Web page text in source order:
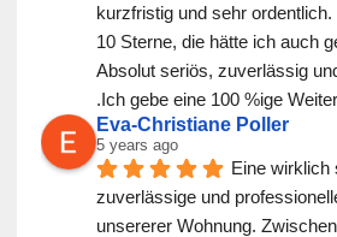
kurzfristig und sehr
10 Sterne, die hätte ich auch
Absolut seriös, zuverlässig
.Ich gebe eine 100 %ige
Eva-Christiane Poller
5 years ago
Eine wirklich
zuverlässige und
unsererer Wohnung.